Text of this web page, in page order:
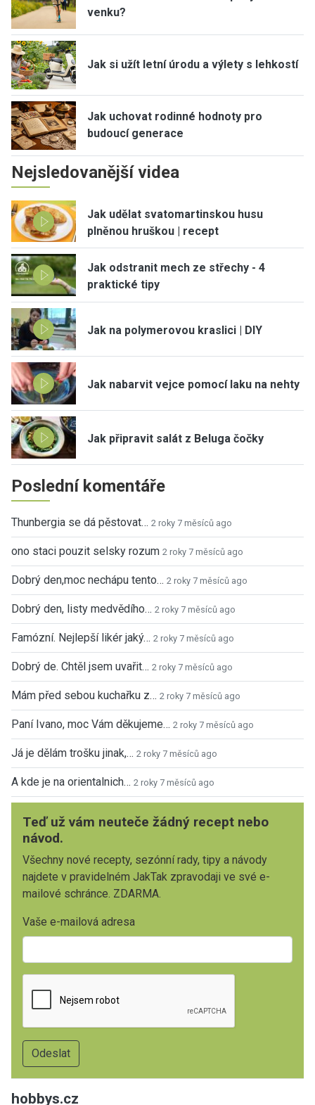
venku?
Jak si užít letní úrodu a výlety s lehkostí
Jak uchovat rodinné hodnoty pro
budoucí generace
Nejsledovanější videa
Jak udělat svatomartinskou husu
plněnou hruškou | recept
Jak odstranit mech ze střechy - 4
praktické tipy
Jak na polymerovou kraslici | DIY
Jak nabarvit vejce pomocí laku na nehty
Jak připravit salát z Beluga čočky
Poslední komentáře
Thunbergia se dá pěstovat… 2 roky 7 měsíců ago
ono staci pouzit selsky rozum 2 roky 7 měsíců ago
Dobrý den,moc nechápu tento… 2 roky 7 měsíců ago
Dobrý den, listy medvědího… 2 roky 7 měsíců ago
Famózní. Nejlepší likér jaký… 2 roky 7 měsíců ago
Dobrý de. Chtěl jsem uvařit… 2 roky 7 měsíců ago
Mám před sebou kuchařku z… 2 roky 7 měsíců ago
Paní Ivano, moc Vám děkujeme… 2 roky 7 měsíců ago
Já je dělám trošku jinak,… 2 roky 7 měsíců ago
A kde je na orientalnich… 2 roky 7 měsíců ago
Teď už vám neuteče žádný recept nebo
návod.
Všechny nové recepty, sezónní rady, tipy a návody
najdete v pravidelném JakTak zpravodaji ve své e-
mailové schránce. ZDARMA.
Vaše e-mailová adresa
hobbys.cz